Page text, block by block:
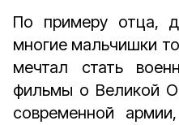
По примеру отца,
многие мальчишки
мечтал стать
фильмы о Великой
современной